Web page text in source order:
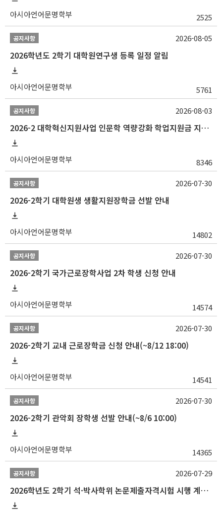
아시아언어문명학부 2525
공지사항
2026학년도 2학기 대학원연구생 등록 일정 알림
아시아언어문명학부 5761
2026-08-05
공지사항
2026-2 대학혁신지원사업 인문학 역량강화 학업지원금 지원 선발 안내 (학/석/박사)
아시아언어문명학부 8346
2026-08-03
공지사항
2026-2학기 대학원생 생활지원장학금 선발 안내
아시아언어문명학부 14802
2026-07-30
공지사항
2026-2학기 국가근로장학사업 2차 학생 신청 안내
아시아언어문명학부 14574
2026-07-30
공지사항
2026-2학기 교내 근로장학금 신청 안내(~8/12 18:00)
아시아언어문명학부 14541
2026-07-30
공지사항
2026-2학기 관악회 장학생 선발 안내(~8/6 10:00)
아시아언어문명학부 14365
2026-07-30
공지사항
2026학년도 2학기 석·박사학위 논문제출자격시험 시행 계획 공고
2026-07-29